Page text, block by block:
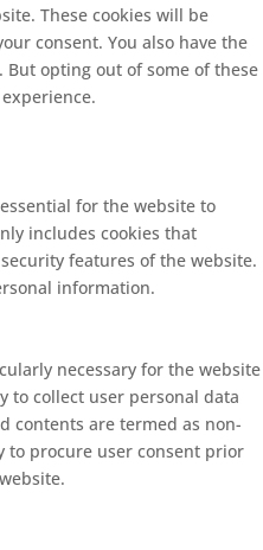
These cookies will be
consent. You also have the
opting out of some of these
for the website to
includes cookies that
features of the website.
information.
necessary for the website
to collect user personal data
contents are termed as non-
to procure user consent prior